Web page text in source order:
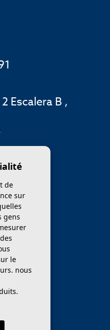
Escalera B ,
de
sur
gens
le
nous